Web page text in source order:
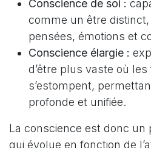
Conscience de soi :
comme un être
pensées, émotions et
Conscience élargie :
d’être plus vaste où
s’estompent,
profonde et unifiée.
La conscience est donc
qui évolue en fonction de